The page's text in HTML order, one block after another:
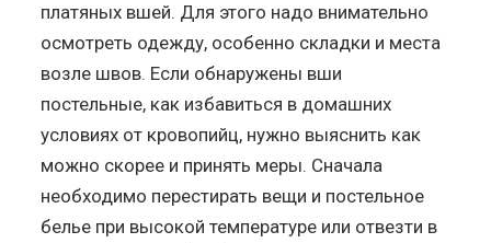
платяных вшей. Для этого надо внимательно
осмотреть одежду, особенно складки и места
возле швов. Если обнаружены вши
постельные, как избавиться в домашних
условиях от кровопийц, нужно выяснить как
можно скорее и принять меры. Сначала
необходимо перестирать вещи и постельное
белье при высокой температуре или отвезти в